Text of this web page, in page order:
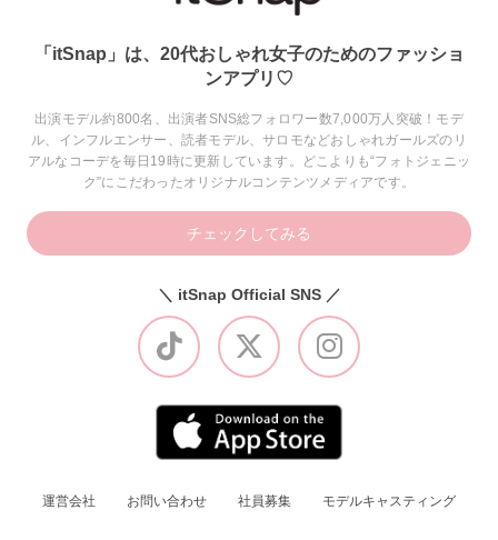
「itSnap」は、20代おしゃれ女子のためのファッショ
ンアプリ♡
出演モデル約800名、出演者SNS総フォロワー数7,000万人突破！モデ
ル、インフルエンサー、読者モデル、サロモなどおしゃれガールズのリ
アルなコーデを毎日19時に更新しています。どこよりも“フォトジェニッ
ク”にこだわったオリジナルコンテンツメディアです。
チェックしてみる
＼ itSnap Official SNS ／
運営会社 お問い合わせ 社員募集 モデルキャスティング